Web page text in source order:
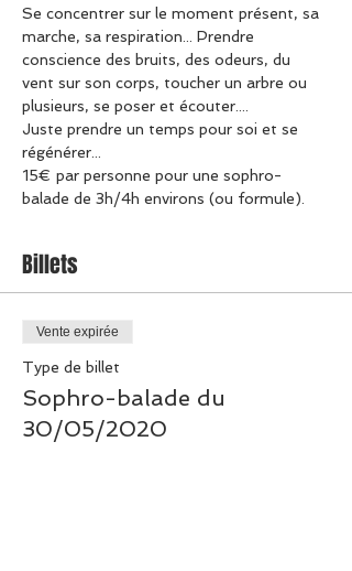
Se concentrer sur le moment présent, sa
marche, sa respiration... Prendre
conscience des bruits, des odeurs, du
vent sur son corps, toucher un arbre ou
plusieurs, se poser et écouter....
Juste prendre un temps pour soi et se
régénérer...
15€ par personne pour une sophro-
balade de 3h/4h environs (ou formule).
Billets
Vente expirée
Type de billet
Sophro-balade du
30/05/2020